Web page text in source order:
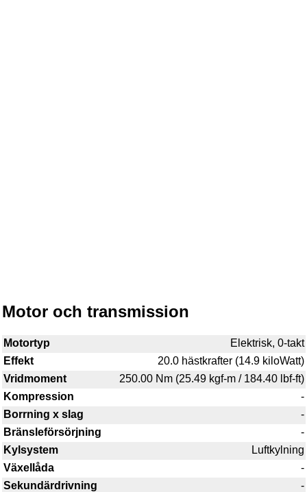
Motor och transmission
Motortyp
Elektrisk, 0-takt
Effekt
20.0 hästkrafter (14.9 kiloWatt)
Vridmoment
250.00 Nm (25.49 kgf-m / 184.40 lbf-ft)
Kompression
-
Borrning x slag
-
Bränsleförsörjning
-
Kylsystem
Luftkylning
Växellåda
-
Sekundärdrivning
-